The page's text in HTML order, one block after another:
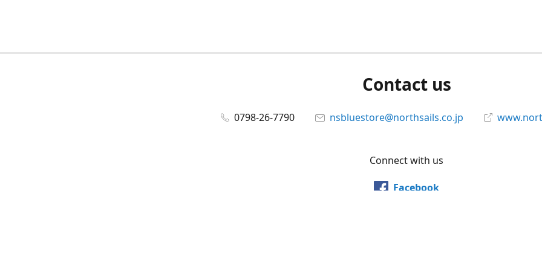
Contact us
0798-26-7790 nsbluestore@northsails.co.jp
Connect with us
Facebook